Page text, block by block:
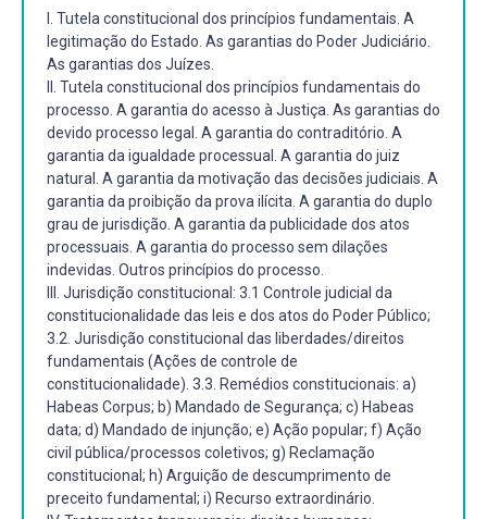
I. Tutela constitucional dos princípios fundamentais. A
legitimação do Estado. As garantias do Poder Judiciário.
As garantias dos Juízes.
II. Tutela constitucional dos princípios fundamentais do
processo. A garantia do acesso à Justiça. As garantias do
devido processo legal. A garantia do contraditório. A
garantia da igualdade processual. A garantia do juiz
natural. A garantia da motivação das decisões judiciais. A
garantia da proibição da prova ilícita. A garantia do duplo
grau de jurisdição. A garantia da publicidade dos atos
processuais. A garantia do processo sem dilações
indevidas. Outros princípios do processo.
III. Jurisdição constitucional: 3.1 Controle judicial da
constitucionalidade das leis e dos atos do Poder Público;
3.2. Jurisdição constitucional das liberdades/direitos
fundamentais (Ações de controle de
constitucionalidade). 3.3. Remédios constitucionais: a)
Habeas Corpus; b) Mandado de Segurança; c) Habeas
data; d) Mandado de injunção; e) Ação popular; f) Ação
civil pública/processos coletivos; g) Reclamação
constitucional; h) Arguição de descumprimento de
preceito fundamental; i) Recurso extraordinário.